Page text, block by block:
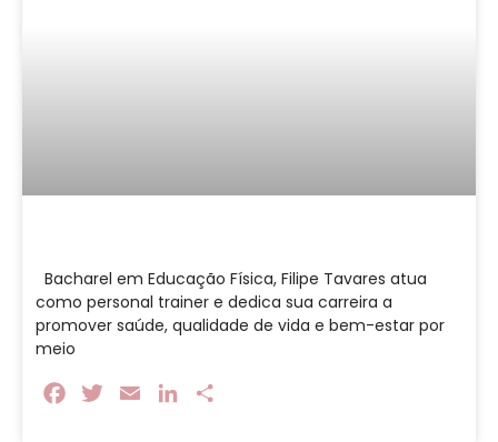
Bacharel em Educação Física, Filipe Tavares atua
como personal trainer e dedica sua carreira a
promover saúde, qualidade de vida e bem-estar por
meio
FacebookTwitterEmail LinkedIn